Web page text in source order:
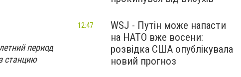
период
станцию
WSJ - Путін може напасти
на НАТО вже восени:
розвідка США опублікувала
новий прогноз
12:47